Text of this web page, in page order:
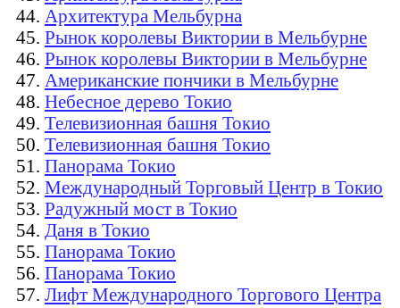
Архитектура Мельбурна
Рынок королевы Виктории в Мельбурне
Рынок королевы Виктории в Мельбурне
Американские пончики в Мельбурне
Небесное дерево Токио
Телевизионная башня Токио
Телевизионная башня Токио
Панорама Токио
Международный Торговый Центр в Токио
Радужный мост в Токио
Даня в Токио
Панорама Токио
Панорама Токио
Лифт Международного Торгового Центра